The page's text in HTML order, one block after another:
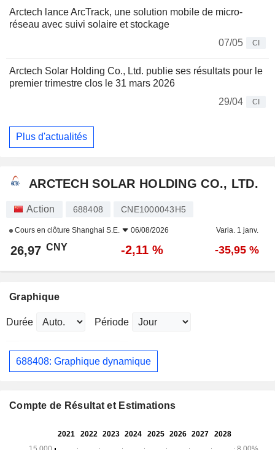
Arctech lance ArcTrack, une solution mobile de micro-
réseau avec suivi solaire et stockage
07/05
CI
Arctech Solar Holding Co., Ltd. publie ses résultats pour le
premier trimestre clos le 31 mars 2026
29/04
CI
Plus d'actualités
ARCTECH SOLAR HOLDING CO., LTD.
Action 688408 CNE1000043H5
Cours en clôture Shanghai S.E. 06/08/2026 Varia. 1 janv.
26,97 CNY -2,11 % -35,95 %
Graphique
Durée Période
688408: Graphique dynamique
Compte de Résultat et Estimations